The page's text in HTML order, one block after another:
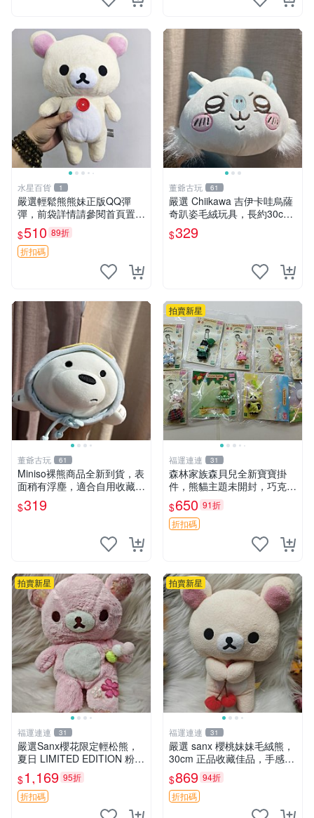
水星百貨 1
嚴選輕鬆熊熊妹正版QQ彈
彈，前袋詳情請參閱首頁置頂
說明適合收藏 QQ彈彈 正版
熊熊妹
$510 89折
折扣碼
董爺古玩 61
嚴選 Chiikawa 吉伊卡哇烏薩
奇趴姿毛絨玩具，長約30c
m，質地超軟適合收藏 烏薩
奇 Chiikawa 毛絨 超軟
$329
董爺古玩 61
Miniso裸熊商品全新到貨，表
面稍有浮塵，適合自用收藏嚴
選款。 裸熊 商品 裸熊玩偶
$319
拍賣新星
福運連連 31
森林家族森貝兒全新寶寶掛
件，熊貓主題未開封，巧克力
兔牛奶兔郁金香兔貓吉娃娃嚴
選，適合收藏 熊貓 森林 寶寶
$650 91折
折扣碼
拍賣新星
福運連連 31
嚴選Sanx櫻花限定輕松熊，
夏日 LIMITED EDITION 粉色
毛絨熊，背有拉鏈設計，肚內
填充豆袋，精致工藝呈現，狀
態如新，適合收藏與送人 櫻
$1,169 95折
折扣碼
拍賣新星
福運連連 31
嚴選 sanx 櫻桃妹妹毛絨熊，
30cm 正品收藏佳品，手感極
軟，適合贈送與收藏 櫻桃妹
妹、sanx、毛絨熊
$869 94折
折扣碼